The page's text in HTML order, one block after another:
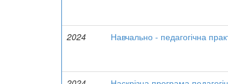
2024
Навчально - педагогічна